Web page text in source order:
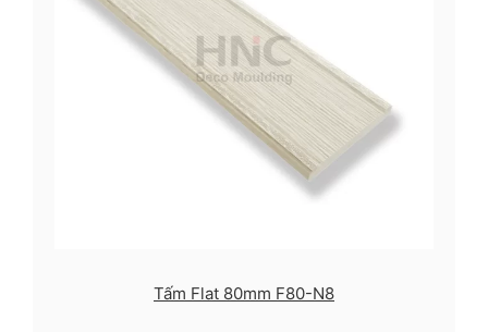
Tấm Flat 80mm F80-N8